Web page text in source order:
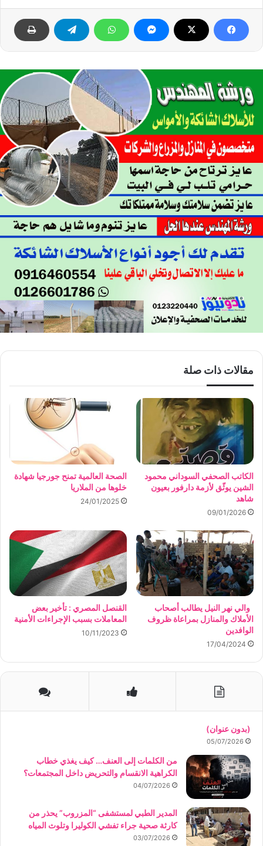
مقالات ذات صلة
الكاتب الصحفي السوداني محمود
الشين يوثّق لأزمة دارفور بعيون
شاهد
09/01/2026
الصحة العالمية تمنح جورجيا شهادة
خلوها من الملاريا
24/01/2025
والي نهر النيل يطالب أصحاب
الأملاك والمنازل بمراعاة ظروف
الوافدين
17/04/2024
القنصل المصري : تأخير بعض
المعاملات بسبب الإجراءات الأمنية
10/11/2023
(بدون عنوان)
05/07/2026
من الكلمات إلى العنف… كيف يغذي خطاب
الكراهية الانقسام والتحريض داخل المجتمعات؟
04/07/2026
المدير الطبي لمستشفى “المزروب” يحذر من
كارثة صحية جراء تفشي الكوليرا وتلوث المياه
03/07/2026